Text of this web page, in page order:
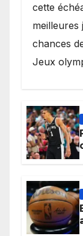
cette
meilleures
chances
Jeux